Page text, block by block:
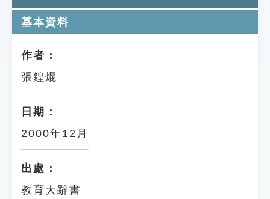
基本資料
作者：
張鍠焜
日期：
2000年12月
出處：
教育大辭書